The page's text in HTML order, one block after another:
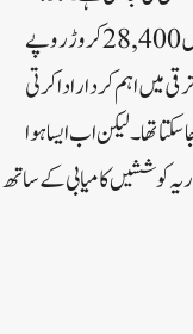
سرمایہ کاری کو فروغ دینے اور صنعتی ترقی کو بلاک سطح پر لانے کے لئے جموں کشمیر انتظامیہ نے گذشتہ برس جنوری میں 28,400کروڑ روپے
میں اہم کردار ادا کرتی
تھا۔لیکن اب ایسا ہوا
یہ کوششیں کامیابی کے ساتھ